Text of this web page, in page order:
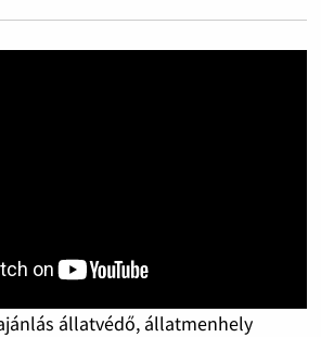
állatvédő, állatmenhely